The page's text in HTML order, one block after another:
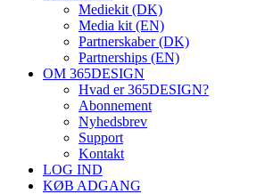
Mediekit (DK)
Media kit (EN)
Partnerskaber (DK)
Partnerships (EN)
OM 365DESIGN
Hvad er 365DESIGN?
Abonnement
Nyhedsbrev
Support
Kontakt
LOG IND
KØB ADGANG